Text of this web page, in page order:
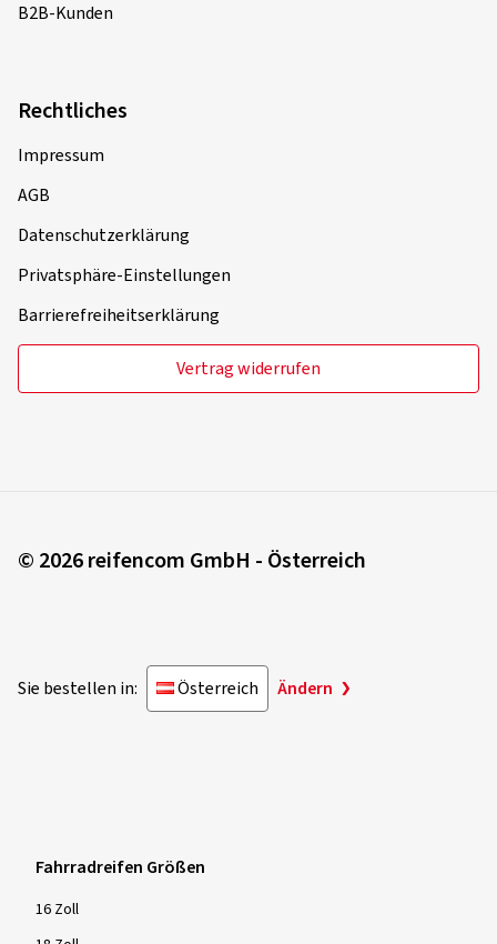
B2B-Kunden
Rechtliches
Impressum
AGB
Datenschutzerklärung
Privatsphäre-Einstellungen
Barrierefreiheitserklärung
Vertrag widerrufen
© 2026 reifencom GmbH - Österreich
Sie bestellen in: Österreich Ändern
Fahrradreifen Größen
16 Zoll